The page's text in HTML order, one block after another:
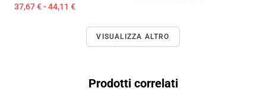
37,67 € - 44,11 €
VISUALIZZA ALTRO
Prodotti correlati